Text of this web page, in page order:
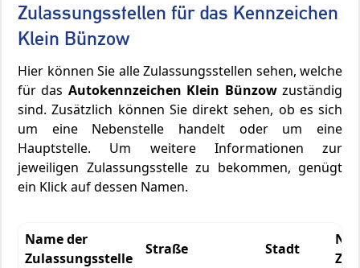
Zulassungsstellen für das Kennzeichen
Klein Bünzow
Hier können Sie alle Zulassungsstellen sehen, welche
für das Autokennzeichen Klein Bünzowzuständig
sind. Zusätzlich können Sie direkt sehen, ob es sich
um eine Nebenstelle handelt oder um eine
Hauptstelle. Um weitere Informationen zur
jeweiligen Zulassungsstelle zu bekommen, genügt
ein Klick auf dessen Namen.
Name der
Zulassungsstelle
Straße Stadt